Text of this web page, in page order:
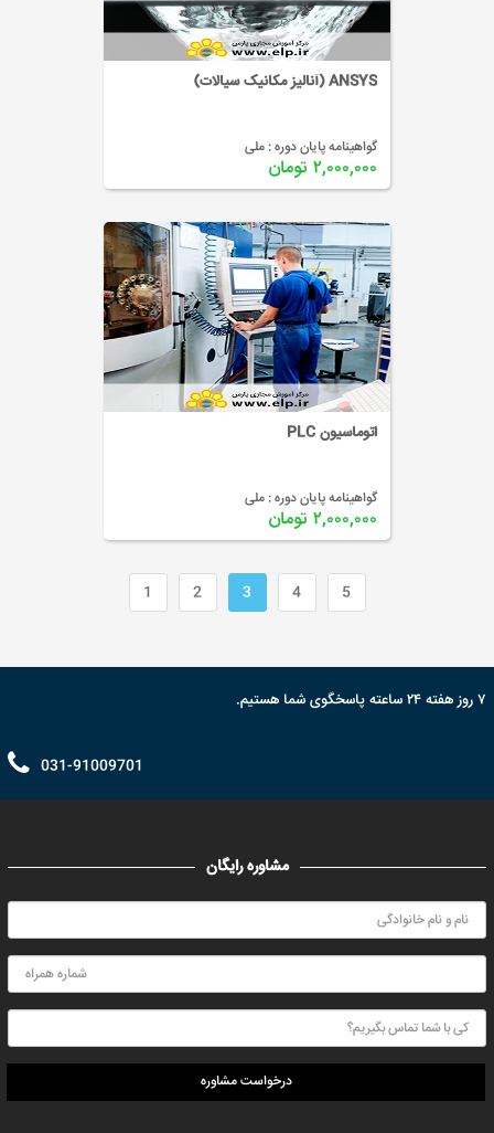
ANSYS (آنالیز مکانیک سیالات)
گواهینامه پایان دوره : ملی
۲,۰۰۰,۰۰۰ تومان
اتوماسیون PLC
گواهینامه پایان دوره : ملی
۲,۰۰۰,۰۰۰ تومان
1 2 3 4 5
۷ روز هفته ۲۴ ساعته پاسخگوی شما هستیم.
031-91009701
مشاوره رایگان
درخواست مشاوره